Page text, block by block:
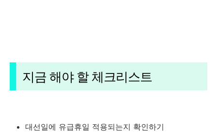
지금 해야 할 체크리스트
대선일에 유급휴일 적용되는지 확인하기